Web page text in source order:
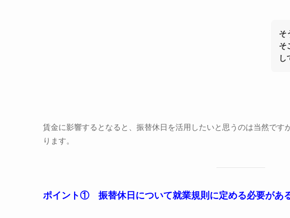
そ
そ
し
賃金に影響するとなると、振替休日を活用したいと思うのは当然です
ります。
ポイント① 振替休日について就業規則に定める必要があ